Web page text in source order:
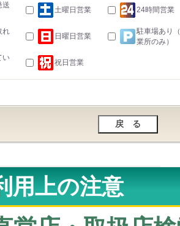
送
土曜日営業 24時間営業
れ
日曜日営業
駐車場あり
業所のみ）
い
祝日営業
用上の注意